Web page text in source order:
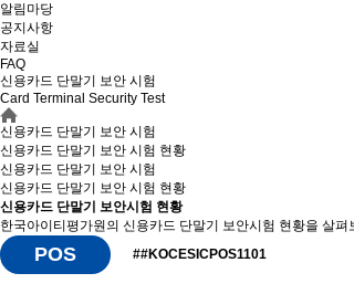
알림마당
공지사항
자료실
FAQ
신용카드 단말기 보안 시험
Card Terminal Security Test
신용카드 단말기 보안 시험
신용카드 단말기 보안 시험 현황
신용카드 단말기 보안 시험
신용카드 단말기 보안 시험 현황
신용카드 단말기 보안시험 현황
한국아이티평가원의 신용카드 단말기 보안시험 현황을 살펴
POS ##KOCESICPOS1101